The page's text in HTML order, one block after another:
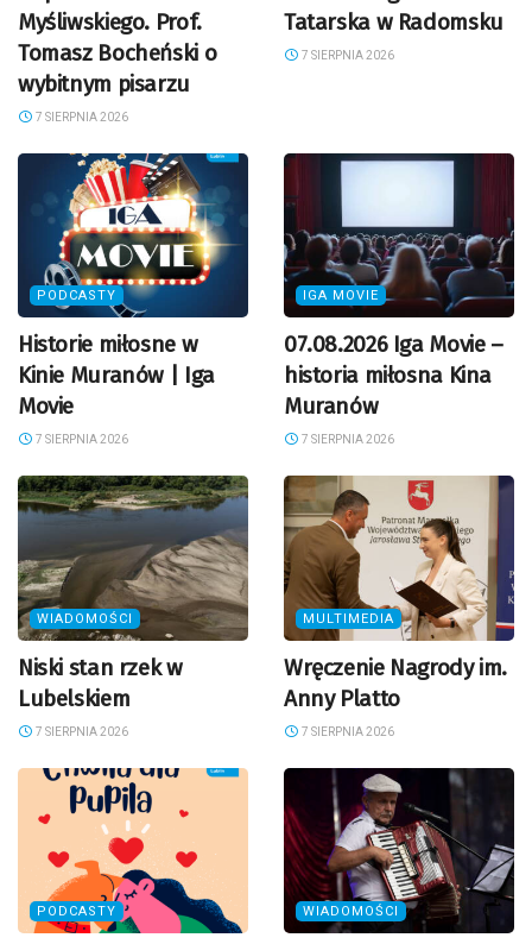
Myśliwskiego. Prof.
Tomasz Bocheński o
wybitnym pisarzu
7 SIERPNIA 2026
Tatarska w Radomsku
7 SIERPNIA 2026
PODCASTY
Historie miłosne w
Kinie Muranów | Iga
Movie
7 SIERPNIA 2026
IGA MOVIE
07.08.2026 Iga Movie –
historia miłosna Kina
Muranów
7 SIERPNIA 2026
WIADOMOŚCI
Niski stan rzek w
Lubelskiem
7 SIERPNIA 2026
MULTIMEDIA
Wręczenie Nagrody im.
Anny Platto
7 SIERPNIA 2026
PODCASTY WIADOMOŚCI